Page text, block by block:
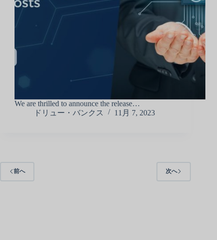
We are thrilled to announce the release…
ドリュー・バンクス
11月 7, 2023
前へ 次へ